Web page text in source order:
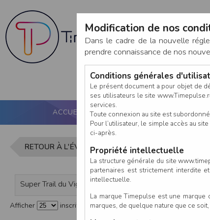
ACCUEIL PUCE ACTIVE NOS SERVICES
RETOUR À L'ÉVÈNEMENT Liste des
Super Trail du Vignoble nantais Relais
Afficher
inscrits par page
Modification de nos
Dans le cadre de la nouvelle
prendre connaissance de nos
Conditions générales
Le présent document a pour objet de
ses utilisateurs le site
services.
Toute connexion au site est
Pour l’utilisateur, le simple accès au
ci-après.
Propriété intellectuelle
La structure générale du site
partenaires est strictement interdite
intellectuelle.
La marque Timepulse est une
marques, de quelque nature que ce